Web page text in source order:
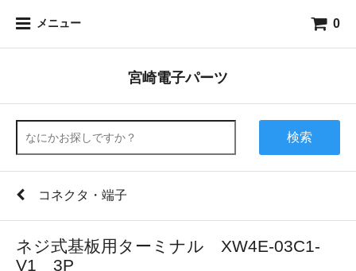
メニュー 0
宮崎電子パーツ
検索
コネクタ・端子
ネジ式基板用ターミナル XW4E-03C1-
V1 3P